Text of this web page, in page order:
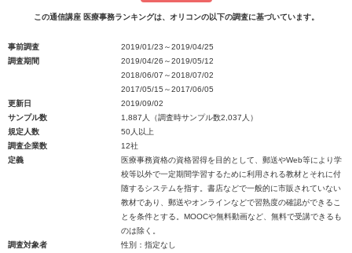
この通信講座 医療事務ランキングは、オリコンの以下の調査に基づいています。
事前調査
2019/01/23～2019/04/25
調査期間
2019/04/26～2019/05/12
2018/06/07～2018/07/02
2017/05/15～2017/06/05
更新日
2019/09/02
サンプル数
1,887人（調査時サンプル数2,037人）
規定人数
50人以上
調査企業数
12社
定義
医療事務資格の資格習得を目的として、郵送やWeb等により学
校等以外で一定期間学習するために利用される教材とそれに付
随するシステムを指す。書店などで一般的に市販されていない
教材であり、郵送やオンラインなどで習熟度の確認ができるこ
とを条件とする。MOOCや無料動画など、無料で受講できるも
のは除く。
調査対象者
性別：指定なし